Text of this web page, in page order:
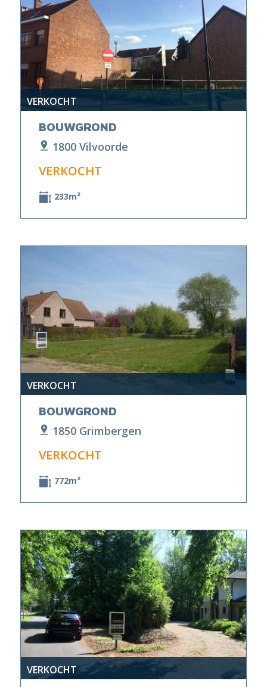
VERKOCHT
BOUWGROND
1800 Vilvoorde
VERKOCHT
233m²
VERKOCHT
BOUWGROND
1850 Grimbergen
VERKOCHT
772m²
VERKOCHT